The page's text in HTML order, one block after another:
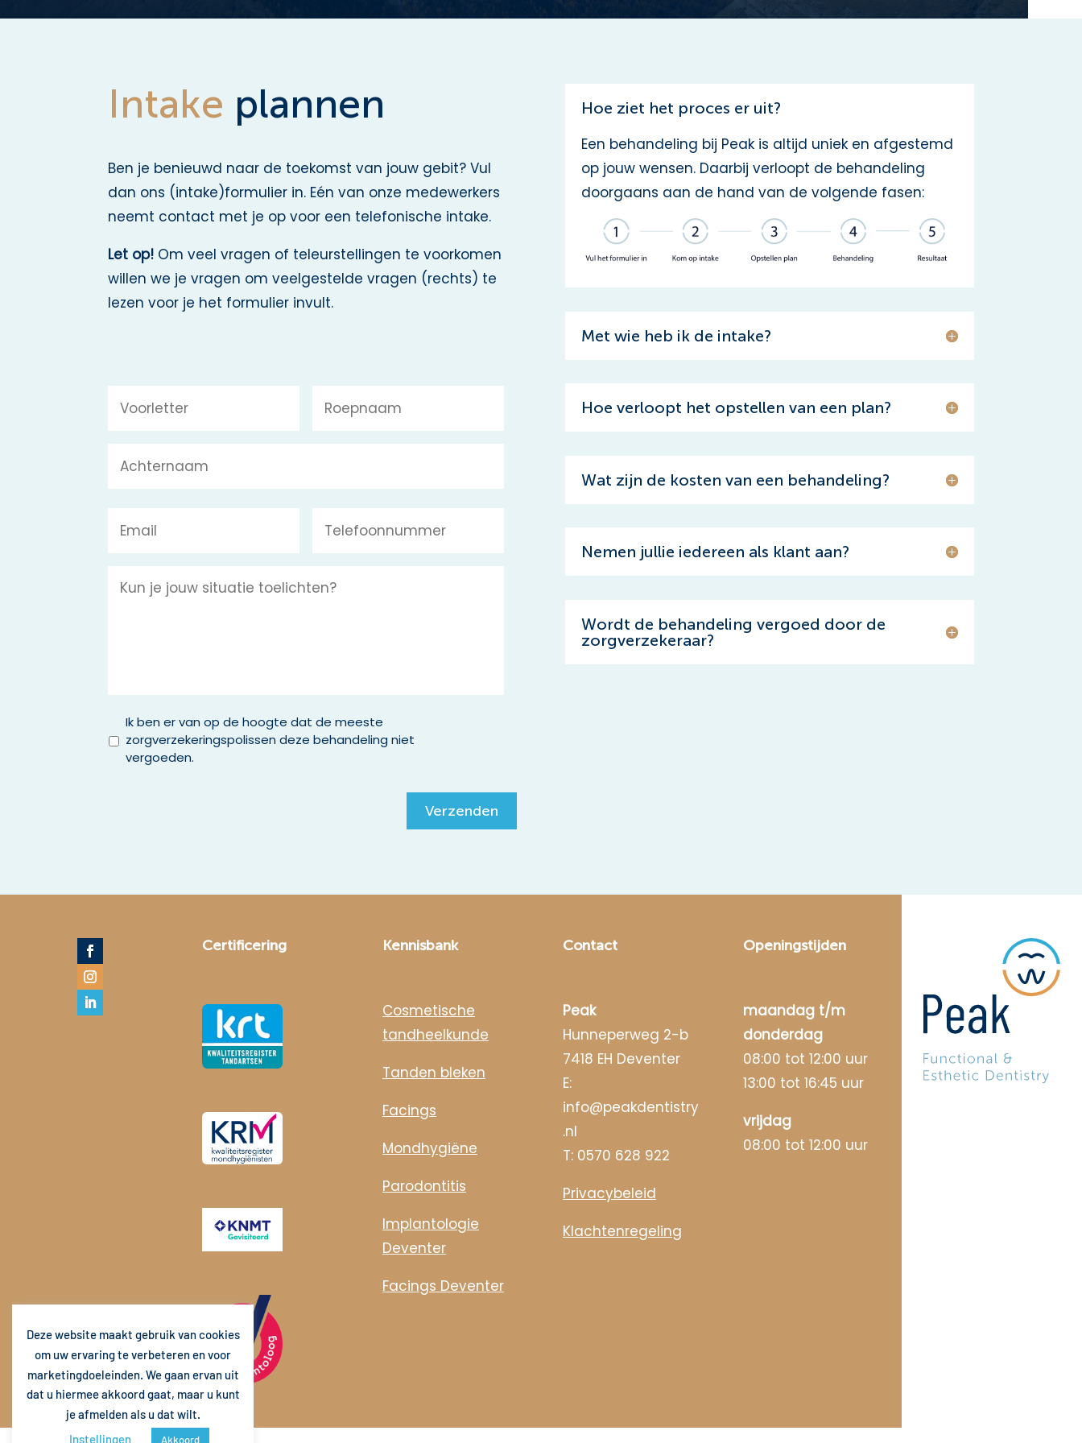
Intake plannen
Ben je benieuwd naar de toekomst van jouw gebit? Vul
dan ons (intake)formulier in. Eén van onze medewerkers
neemt contact met je op voor een telefonische intake.
Let op! Om veel vragen of teleurstellingen te voorkomen
willen we je vragen om veelgestelde vragen (rechts) te
lezen voor je het formulier invult.
Ik ben er van op de hoogte dat de meeste
zorgverzekeringspolissen deze behandeling niet
vergoeden.
Verzenden
Hoe ziet het proces er uit?
Een behandeling bij Peak is altijd uniek en afgestemd
op jouw wensen. Daarbij verloopt de behandeling
doorgaans aan de hand van de volgende fasen:
Met wie heb ik de intake?
Hoe verloopt het opstellen van een plan?
Wat zijn de kosten van een behandeling?
Nemen jullie iedereen als klant aan?
Wordt de behandeling vergoed door de
zorgverzekeraar?
Certificering Kennisbank
Cosmetische
tandheelkunde
Tanden bleken
Facings
Mondhygiëne
Parodontitis
Implantologie
Deventer
Facings Deventer
Contact
Peak
Hunneperweg 2-b
7418 EH Deventer
E:
info@peakdentistry
.nl
T: 0570 628 922
Privacybeleid
Klachtenregeling
Openingstijden
maandag t/m
donderdag
08:00 tot 12:00 uur
13:00 tot 16:45 uur
vrijdag
08:00 tot 12:00 uur
Deze website maakt gebruik van cookies
om uw ervaring te verbeteren en voor
marketingdoeleinden. We gaan ervan uit
dat u hiermee akkoord gaat, maar u kunt
je afmelden als u dat wilt.
Instellingen
Akkoord